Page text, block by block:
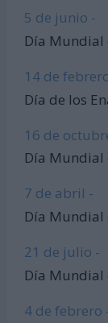
5 de junio -
Día Mundial
14 de
Día de los
16 de
Día Mundial
7 de abril -
Día Mundial
21 de julio -
Día Mundial
4 de febrero